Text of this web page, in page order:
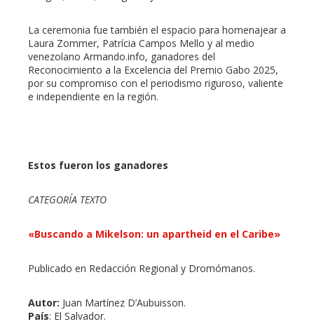
La ceremonia fue también el espacio para homenajear a
Laura Zommer, Patrícia Campos Mello y al medio
venezolano Armando.info, ganadores del
Reconocimiento a la Excelencia del Premio Gabo 2025,
por su compromiso con el periodismo riguroso, valiente
e independiente en la región.
Estos fueron los ganadores
CATEGORÍA TEXTO
«Buscando a Mikelson: un apartheid en el Caribe»
Publicado en Redacción Regional y Dromómanos.
Autor: Juan Martínez D’Aubuisson.
País: El Salvador.